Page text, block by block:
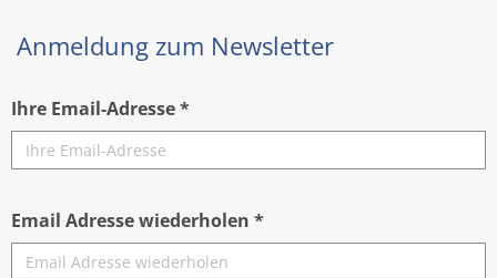
Anmeldung zum Newsletter
Ihre Email-Adresse *
Email Adresse wiederholen *